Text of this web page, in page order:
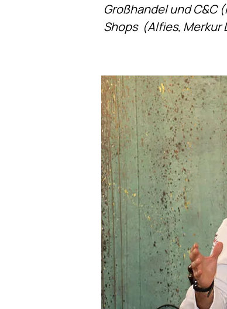
Großhandel und C&C
Shops (Alfies, Merkur